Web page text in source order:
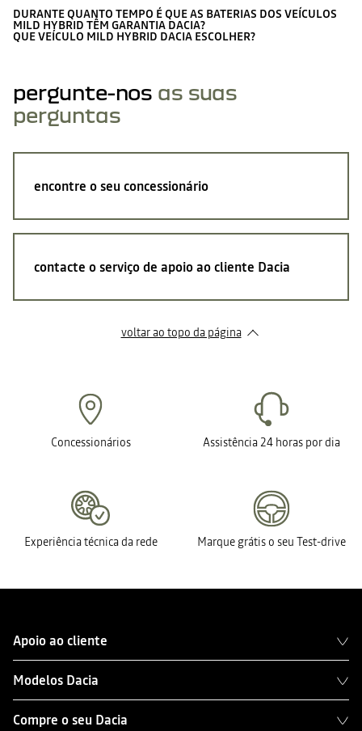
DURANTE QUANTO TEMPO É QUE AS BATERIAS DOS VEÍCULOS
MILD HYBRID TÊM GARANTIA DACIA?
QUE VEÍCULO MILD HYBRID DACIA ESCOLHER?
pergunte-nos as suas
perguntas
encontre o seu concessionário
contacte o serviço de apoio ao cliente Dacia
voltar ao topo da página
Concessionários Assistência 24 horas por dia
Experiência técnica da rede Marque grátis o seu Test-drive
Apoio ao cliente
Modelos Dacia
Compre o seu Dacia